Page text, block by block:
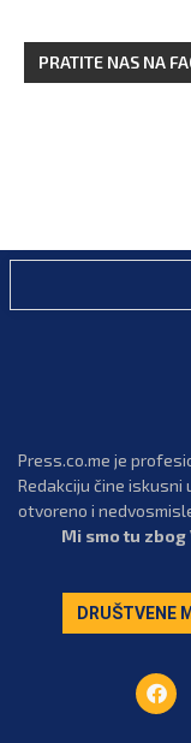
PRATITE NAS NA
Press.co.me je
Redakciju čine iskusni
otvoreno i
Mi smo tu zbog
DRUŠTVENE